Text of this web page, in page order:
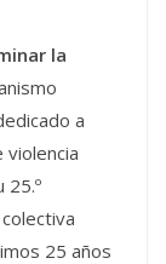
la
a
25.º
25 años